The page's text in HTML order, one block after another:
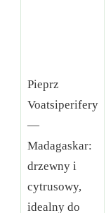
Pieprz
Voatsiperifery
—
Madagaskar:
drzewny i
cytrusowy,
idealny do